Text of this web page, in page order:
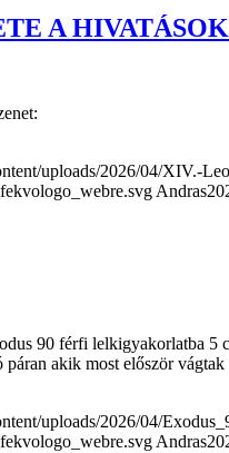
A
uploads/2026/04/XIV.-
Andras
90 férfi lelkigyakorlatba
akik most először
uploads/2026/04/
Andras